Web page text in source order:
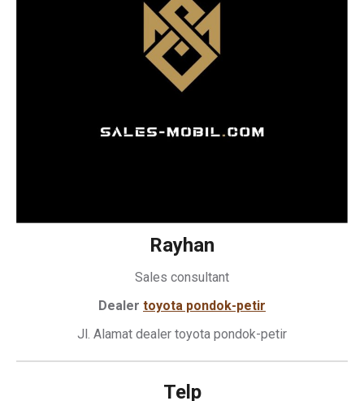
Rayhan
Sales consultant
Dealer toyota pondok-petir
Jl. Alamat dealer toyota pondok-petir
Telp